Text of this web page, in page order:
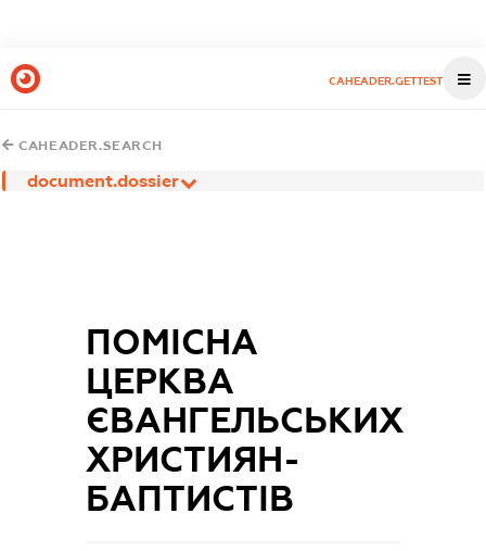
CAHEADER.GETTEST
CAHEADER.SEARCH
document.dossier
ПОМІСНА
ЦЕРКВА
ЄВАНГЕЛЬСЬКИХ
ХРИСТИЯН-
БАПТИСТІВ